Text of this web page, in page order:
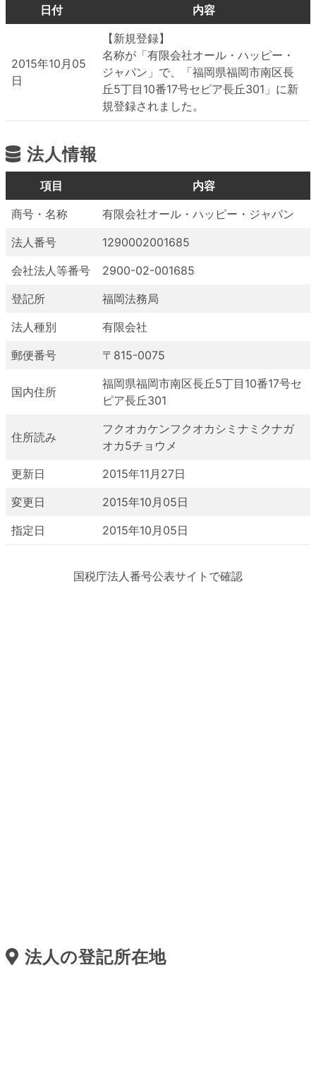
日付 内容
2015年10月05
日
【新規登録】
名称が「有限会社オール・ハッピー・
ジャパン」で、「福岡県福岡市南区長
丘5丁目10番17号セピア長丘301」に新
規登録されました。
法人情報
項目
内容
商号・名称
有限会社オール・ハッピー・ジャパン
法人番号
1290002001685
会社法人等番号
2900-02-001685
登記所
福岡法務局
法人種別
有限会社
郵便番号
〒815-0075
国内住所
福岡県福岡市南区長丘5丁目10番17号セ
ピア長丘301
住所読み
フクオカケンフクオカシミナミクナガ
オカ5チョウメ
更新日
2015年11月27日
変更日
2015年10月05日
指定日
2015年10月05日
国税庁法人番号公表サイトで確認
法人の登記所在地